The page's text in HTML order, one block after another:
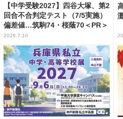
【中学受験2027】四谷大塚、第2
回合不合判定テスト（7/5実施）
偏差値…筑駒74・桜蔭70＜PR＞
2026.7.10